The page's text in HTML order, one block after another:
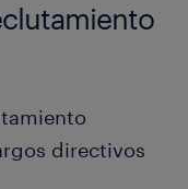
directivos